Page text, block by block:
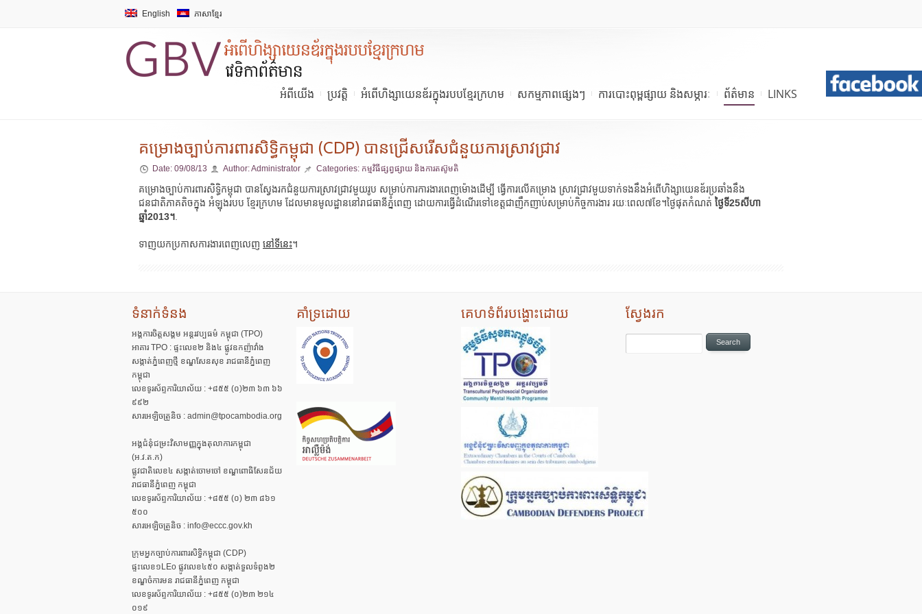
English ភាសាខ្មែរ
អំពីយើង ប្រវត្តិ អំពើហិង្សាយេនឌ័រក្នុងរបបខ្មែរក្រហម សកម្មភាពផ្សេងៗ ការបោះពុម្ពផ្សាយ និងសម្ភារៈ ព័ត៌មាន LINKS
គម្រោងច្បាប់ការពារសិទ្ធិកម្ពុជា (CDP) បានជ្រើសរើសជំនួយការស្រាវជ្រាវ
Date: 09/08/13 Author:Administrator Categories: កម្មវិធីផ្សព្វផ្សាយ និងការតស៊ូមតិ
គម្រោងច្បាប់ការពារសិទ្ធិកម្ពុជា បានស្វែងរកជំនួយការស្រាវជ្រាវមួយរូប សម្រាប់ការការងារពេញម៉ោងដើម្បី ធ្វើការលើគម្រោង ស្រាវជ្រាវមួយទាក់ទងនឹងអំពើហិង្សាយេនឌ័រប្រឆាំងនឹង
ជនជាតិភាគតិចក្នុង អំឡុងរបប ខ្មែរក្រហម ដែលមានមូលដ្ឋាននៅរាជធានីភ្នំពេញ ដោយការធ្វើដំណើរទៅខេត្តជាញឹកញាប់សម្រាប់កិច្ចការងារ រយៈពេល៧ខែ។ថ្ងៃផុតកំណត់ ថ្ងៃទី25សីហា
ឆ្នាំ2013។
ទាញយកប្រកាសការងារពេញលេញ នៅទីនេះ។
ទំនាក់ទំនង
អង្គការចិត្តសង្គម អន្តរវប្បធម៌ កម្ពុជា (TPO)
អាគារ TPO : ផ្ទះលេខ២ និង៤ ផ្លូវឧកញ៉ាវាំង
សង្កាត់ភ្នំពេញថ្មី ខណ្ឌសែនសុខ រាជធានីភ្នំពេញ
កម្ពុជា
លេខទូរស័ព្ទការិយាល័យ : +៨៥៥ (០)២៣ ៦៣ ៦៦
៩៩២
សារអេឡិចត្រូនិច : admin@tpocambodia.org
អង្គជំនុំជម្រះវិសាមញ្ញក្នុងតុលាការកម្ពុជា
(អ.វ.ត.ក)
ផ្លូវជាតិលេខ៤ សង្កាត់ចោមចៅ ខណ្ឌពោធិសែនជ័យ
រាជធានីភ្នំពេញ កម្ពុជា
លេខទូរស័ព្ទការិយាល័យ : +៨៥៥ (០) ២៣ ៨៦១
៥០០
សារអេឡិចត្រូនិច : info@eccc.gov.kh
ក្រុមអ្នកច្បាប់ការពារសិទ្ធិកម្ពុជា (CDP)
ផ្ទះលេខ១LEo ផ្លូវលេខ៤៥០ សង្កាត់ទួលទំពូង២
ខណ្ឌចំការមន រាជធានីភ្នំពេញ កម្ពុជា
លេខទូរស័ព្ទការិយាល័យ : +៨៥៥ (០)២៣ ២១៤
០១៩
គាំទ្រដោយ គេហទំព័របង្ហោះដោយ ស្វែងរក